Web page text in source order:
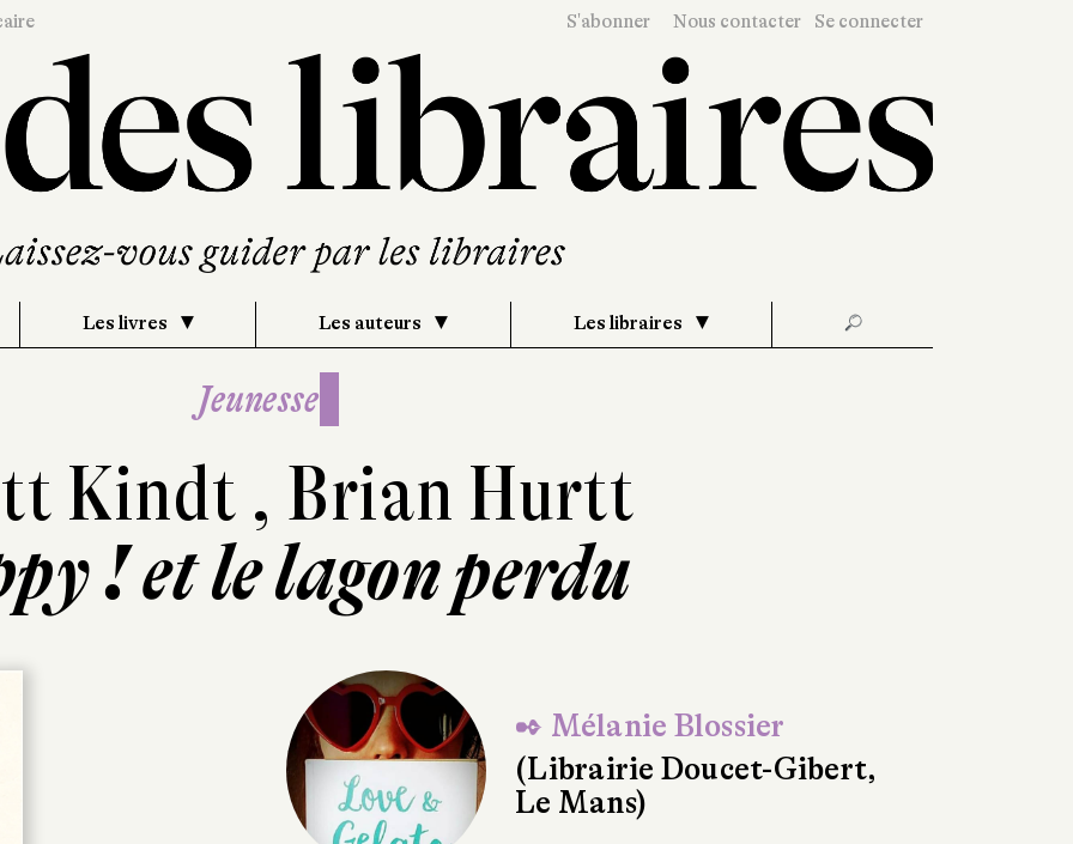
S'abonner Nous contacter Se connecter
Les livres Les auteurs Les libraires 🔎
Jeunesse
Kindt , Brian Hurtt
! et le lagon perdu
✒ Mélanie Blossier
(Librairie Doucet-Gibert,
Le Mans)